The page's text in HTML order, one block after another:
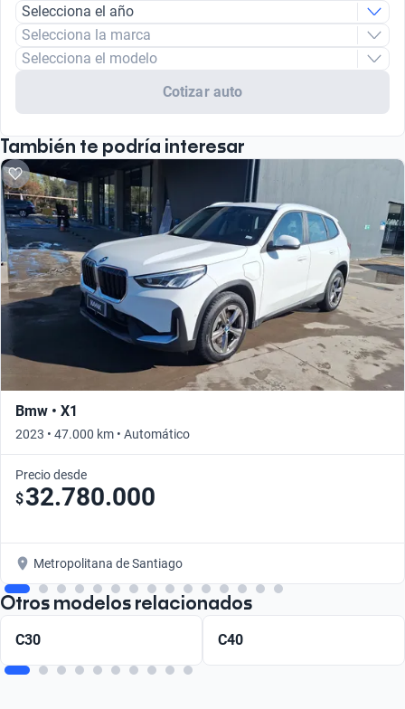
Selecciona el año
Selecciona la marca
Selecciona el modelo
Cotizar auto
También te podría interesar
Bmw • X1
2023 • 47.000 km • Automático
Precio desde
$32.780.000
Metropolitana de Santiago
Otros modelos relacionados
C30 C40